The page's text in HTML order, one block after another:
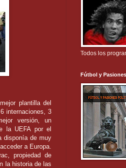
plantilla del
internaciones, 3
versión, un
la UEFA por el
disponía de muy
a Europa.
propiedad de
la historia de las
Todos los
Fútbol y